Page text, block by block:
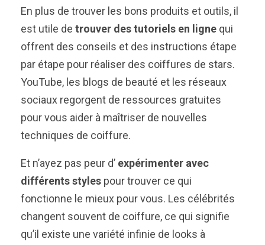
En plus de trouver les bons produits et outils, il
est utile de trouver des tutoriels en ligne qui
offrent des conseils et des instructions étape
par étape pour réaliser des coiffures de stars.
YouTube, les blogs de beauté et les réseaux
sociaux regorgent de ressources gratuites
pour vous aider à maîtriser de nouvelles
techniques de coiffure.
Et n’ayez pas peur d’ expérimenter avec
différents styles pour trouver ce qui
fonctionne le mieux pour vous. Les célébrités
changent souvent de coiffure, ce qui signifie
qu’il existe une variété infinie de looks à